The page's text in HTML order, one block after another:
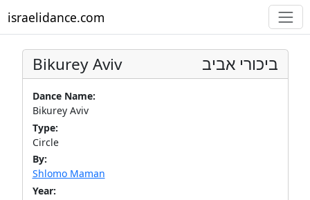
israelidance.com
Bikurey Aviv ביכורי אביב
Dance Name:
Bikurey Aviv
Type:
Circle
By:
Shlomo Maman
Year: